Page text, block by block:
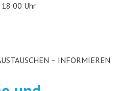
Uhr
– INFORMIEREN